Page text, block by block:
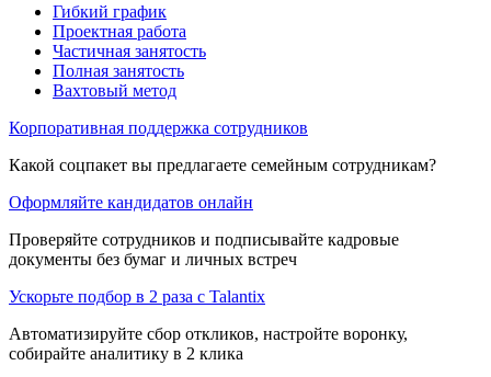
Гибкий график
Проектная работа
Частичная занятость
Полная занятость
Вахтовый метод
Корпоративная поддержка сотрудников
Какой соцпакет вы предлагаете семейным сотрудникам?
Оформляйте кандидатов онлайн
Проверяйте сотрудников и подписывайте кадровые
документы без бумаг и личных встреч
Ускорьте подбор в 2 раза с Talantix
Автоматизируйте сбор откликов, настройте воронку,
собирайте аналитику в 2 клика